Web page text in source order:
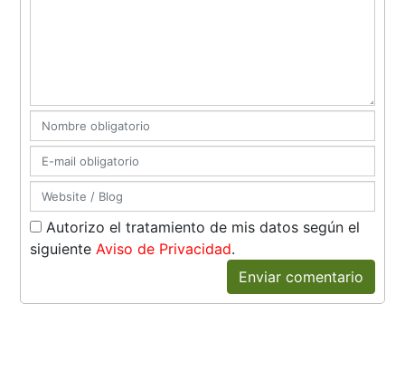
Autorizo el tratamiento de mis datos según el
siguienteAviso de Privacidad.
Enviar comentario